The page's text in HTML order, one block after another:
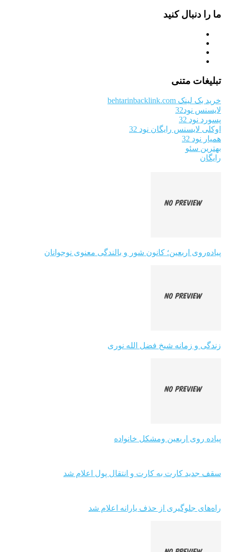
ما را دنبال کنید
تبلیغات متنی
خرید بک لینک behtarinbacklink.com
لایسنس نود32
پسورد نود 32
اوکلی لایسنس رایگان نود 32
همیار نود 32
بهترین سئو
رایگان
پیاده‌روی اربعین؛ کانون شور و بالندگی معنوی نوجوانان
زندگی و زمانه شیخ فضل الله نوری
پیاده روی اربعین ومشکل خانواده
سقف جدید کارت به کارت و انتقال پول اعلام شد
راه‌های جلوگیری از حذف یارانه اعلام شد